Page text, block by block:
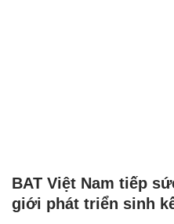
BAT Việt Nam tiếp
giới phát triển sinh